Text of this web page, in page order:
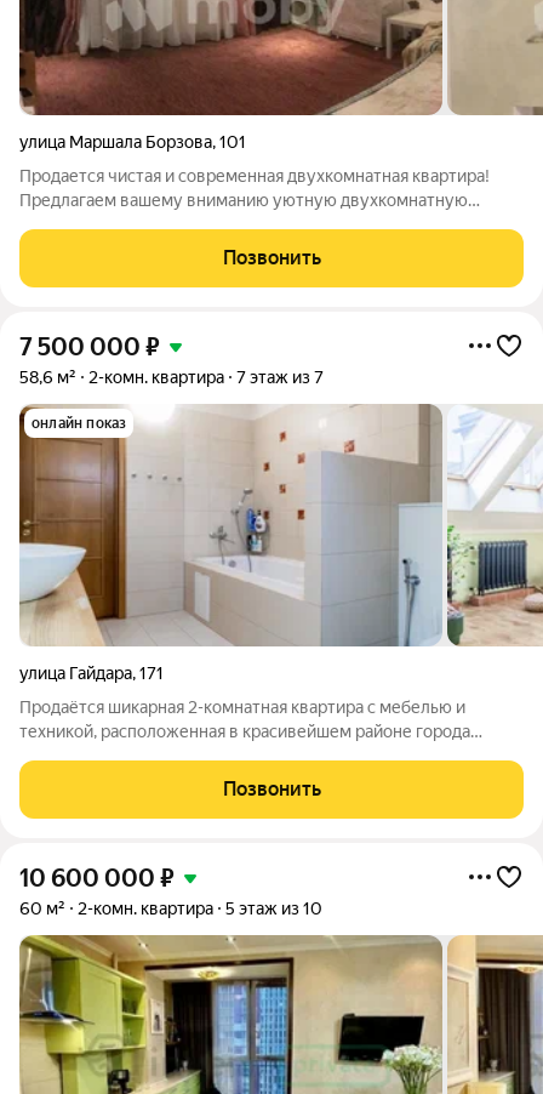
улица Маршала Борзова,101
Продается чистая и современная двухкомнатная квартира!
Предлагаем вашему вниманию уютную двухкомнатную
центральном районе города по выгодной стоимости! Эта
квартира идеально подходит для комфортного
Позвонить
7 500 000 ₽
58,6 м² 2-комн. квартира 7 этаж из 7
онлайн показ
улица Гайдара,171
Продаётся шикарная 2-комнатная квартира с мебелью и
техникой, расположенная в красивейшем районе города
Гайдара д.171 Дом из кирпича,2006 года постройки. 7/7 этаж
Общая площадь 56.8.кв.м Кухня с
Позвонить
10 600 000 ₽
60 м² 2-комн. квартира 5 этаж из 10